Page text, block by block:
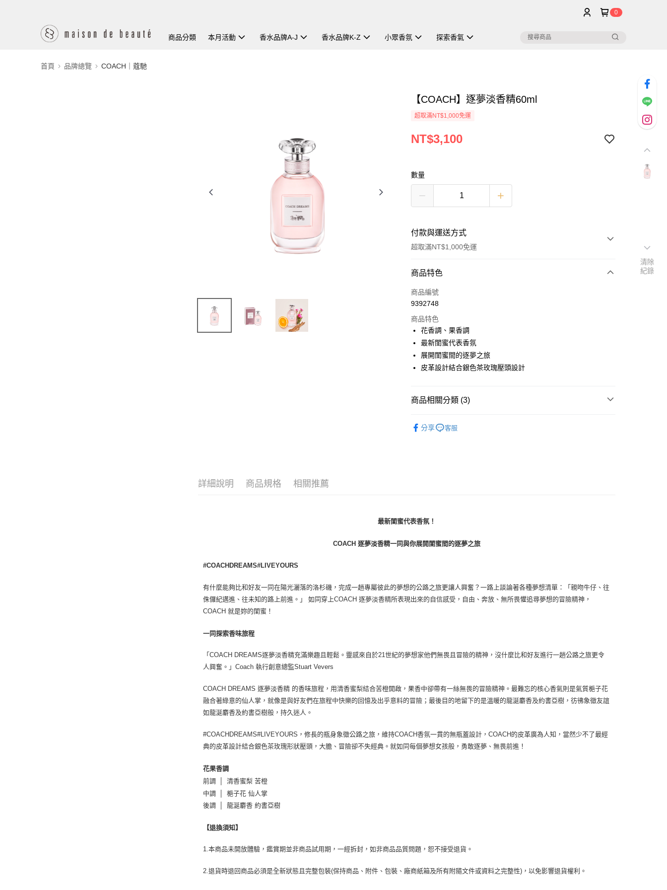
0
商品分類 本月活動 香水品牌A-J 香水品牌K-Z 小眾香氛 探索香氣
首頁 品牌總覽 COACH｜蔻馳
【COACH】逐夢淡香精60ml
超取滿NT$1,000免運
NT$3,100
數量
付款與運送方式
超取滿NT$1,000免運
付款方式
信用卡一次付款
運送方式
付款後全家取貨
每筆NT$80，滿NT$1,000(含以上)免運費
每筆NT$100，滿NT$1,000(含以上)免運費
付款後7-11取貨
商品特色
商品編號
9392748
商品特色
花香調、果香調
最新閨蜜代表香氛
展開閨蜜間的逐夢之旅
皮革設計結合銀色茶玫瑰壓頭設計
商品相關分類 (3)
分享 客服
詳細說明 商品規格 相關推薦
最新閨蜜代表香氛！
COACH 逐夢淡香精一同與你展開閨蜜間的逐夢之旅
#COACHDREAMS#LIVEYOURS
有什麼能夠比和好友一同在陽光灑落的洛杉磯，完成一趟專屬彼此的夢想的公路之旅更讓人興奮？一路上談論著各種夢想清單：「親吻牛仔、往
侏儸紀邁進、往未知的路上前進。」 如同穿上COACH 逐夢淡香精所表現出來的自信感受，自由、奔放、無所畏懼追尋夢想的冒險精神，
COACH 就是妳的閨蜜！
一同探索香味旅程
「COACH DREAMS逐夢淡香精充滿樂趣且輕鬆。靈感來自於21世紀的夢想家他們無畏且冒險的精神，沒什麼比和好友進行一趟公路之旅更令
人興奮。」Coach 執行創意總監Stuart Vevers
COACH DREAMS 逐夢淡香精 的香味旅程，用清香蜜梨結合苦橙開啟，果香中卻帶有一絲無畏的冒險精神。最難忘的核心香氣則是氣質梔子花
融合著綠意的仙人掌，就像是與好友們在旅程中快樂的回憶及出乎意料的冒險；最後目的地留下的是溫暖的龍涎麝香及約書亞樹，彷彿象徵友誼
如龍涎麝香及約書亞樹般，持久迷人。
#COACHDREAMS#LIVEYOURS，修長的瓶身象徵公路之旅，維持COACH香氛一貫的無瓶蓋設計，COACH的皮革廣為人知，當然少不了最經
典的皮革設計結合銀色茶玫瑰形狀壓頭，大膽、冒險卻不失經典。就如同每個夢想女孩般，勇敢逐夢、無畏前進！
花果香調
前調 │ 清香蜜梨 苦橙
中調 │ 梔子花 仙人掌
後調 │ 龍涎麝香 約書亞樹
【退換須知】
1.本商品未開放體驗，鑑賞期並非商品試用期，一經拆封，如非商品品質問題，恕不接受退貨。
2.退貨時退回商品必須是全新狀態且完整包裝(保持商品、附件、包裝、廠商紙箱及所有附隨文件或資料之完整性)，以免影響退貨權利。
清除
紀錄